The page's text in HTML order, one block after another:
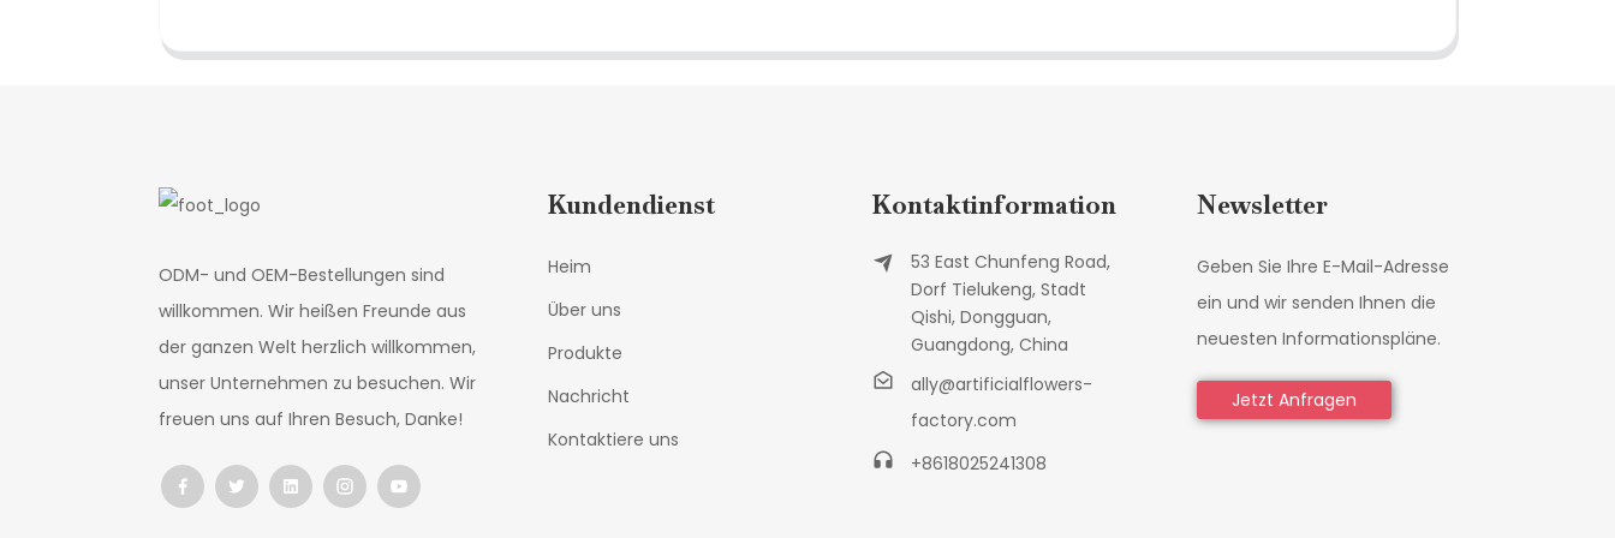
ODM- und OEM-Bestellungen sind
willkommen. Wir heißen Freunde aus
der ganzen Welt herzlich willkommen,
unser Unternehmen zu besuchen. Wir
freuen uns auf Ihren Besuch, Danke!
Kundendienst
Heim
Über uns
Produkte
Nachricht
Kontaktiere uns
Kontaktinformation
53 East Chunfeng Road,
Dorf Tielukeng, Stadt
Qishi, Dongguan,
Guangdong, China
ally@artificialflowers-
factory.com
+8618025241308
Newsletter
Geben Sie Ihre E-Mail-Adresse
ein und wir senden Ihnen die
neuesten Informationspläne.
Jetzt Anfragen